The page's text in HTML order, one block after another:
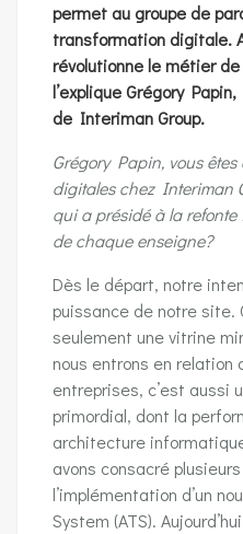
permet au groupe de
transformation digitale.
révolutionne le métier
l’explique Grégory
de Interiman Group.
Grégory Papin, vous
digitales chez Interiman
qui a présidé à la
de chaque enseigne?
Dès le départ, notre
puissance de notre site.
seulement une vitrine
nous entrons en
entreprises, c’est aussi
primordial, dont la
architecture
avons consacré
l’implémentation d’un
System (ATS).